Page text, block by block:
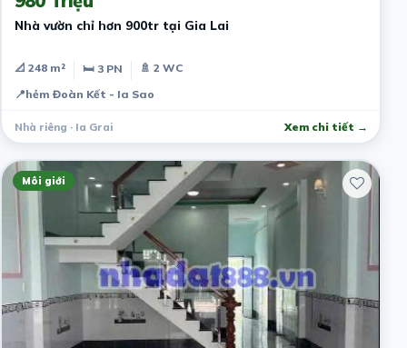
Nhà vườn chỉ hơn 900tr tại Gia Lai
📐 248 m² 🛏 3 PN
🚿 2 WC
📍hẻm Đoàn Kết - Ia Sao
Nhà riêng · Ia Grai Xem chi tiết →
Môi giới